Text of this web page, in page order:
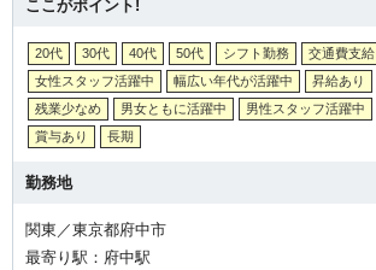
ここがポイント!
20代 30代 40代 50代 シフト勤務 交通費支給
女性スタッフ活躍中
幅広い年代が活躍中 昇給あり
残業少なめ
男女ともに活躍中 男性スタッフ活躍中
賞与あり
長期
勤務地
関東／東京都府中市
最寄り駅：府中駅